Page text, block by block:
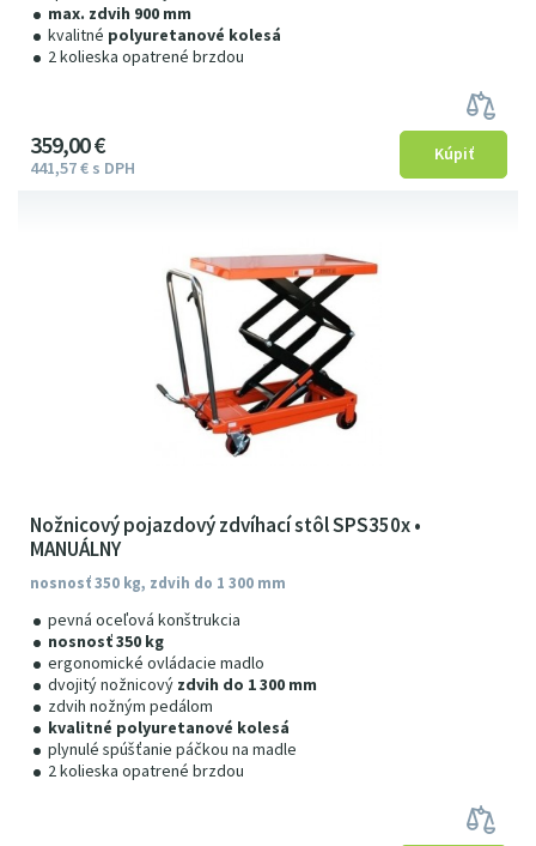
max. zdvih 900 mm
kvalitné polyuretanové kolesá
2 kolieska opatrené brzdou
359 00€
441 57€ s DPH
Nožnicový pojazdový zdvíhací stôl SPS350x •
MANUÁLNY
nosnosť 350 kg, zdvih do 1 300 mm
pevná oceľová konštrukcia
nosnosť 350 kg
ergonomické ovládacie madlo
dvojitý nožnicový zdvih do 1 300 mm
zdvih nožným pedálom
kvalitné polyuretanové kolesá
plynulé spúšťanie páčkou na madle
2 kolieska opatrené brzdou